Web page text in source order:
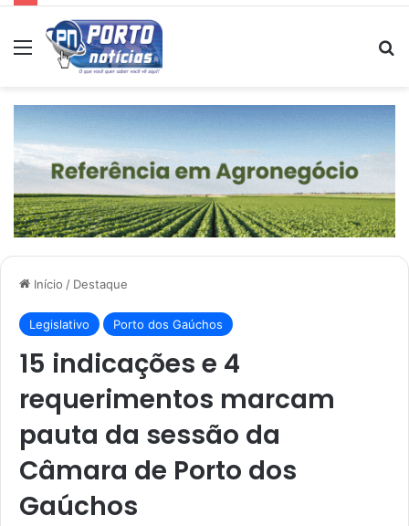
Menu
Início / Destaque
Legislativo Porto dos Gaúchos
15 indicações e 4
requerimentos marcam
pauta da sessão da
Câmara de Porto dos
Gaúchos